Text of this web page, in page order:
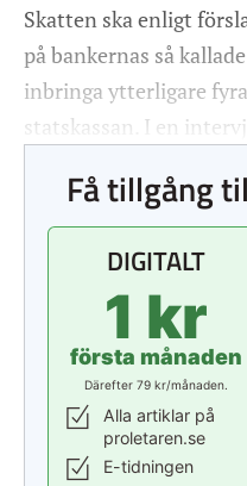
Skatten ska enligt
på bankernas så
inbringa ytterligare
statskassan. I en
Få tillgång
DIGITALT
1 kr
första månaden
Därefter 79 kr/månaden.
Alla artiklar på
proletaren.se
E-tidningen